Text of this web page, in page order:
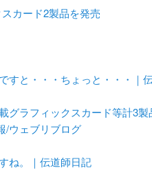
カード2製品を発売
すと・・・ちょっと・・・｜
グラフィックスカード等計3製
/ウェブリブログ
ね。｜伝道師日記